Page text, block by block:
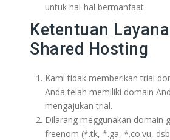
untuk hal-hal bermanfaat
Ketentuan
Shared Hosting
Kami tidak memberikan trial
Anda telah memiliki domain
mengajukan trial.
Dilarang meggunakan domain
freenom (*.tk, *.ga, *.co.vu,